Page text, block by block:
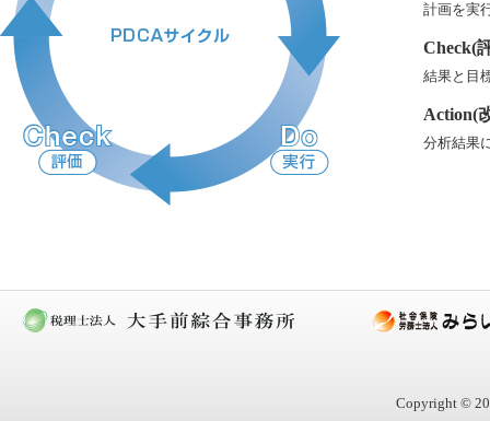
計画を実
Check(
結果と目
Action(
分析結果
Copyright ©